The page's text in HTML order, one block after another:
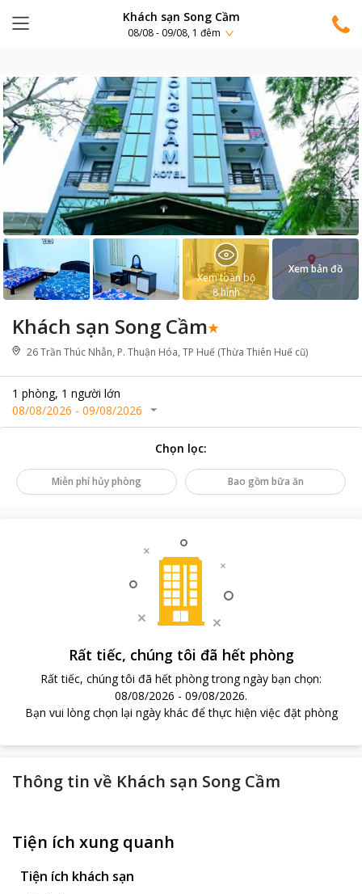
Khách sạn Song Cầm
08/08 - 09/08, 1 đêm
Khách sạn Song Cầm
26 Trần Thúc Nhẫn, P. Thuận Hóa, TP Huế (Thừa Thiên Huế cũ)
1 phòng, 1 người lớn
08/08/2026 - 09/08/2026
Xem toàn bộ
8hình
Xem bản đồ
Chọn lọc:
Miễn phí hủy phòng Bao gồm bữa ăn
Rất tiếc, chúng tôi đã hết phòng
Rất tiếc, chúng tôi đã hết phòng trong ngày bạn chọn:
08/08/2026 - 09/08/2026.
Bạn vui lòng chọn lại ngày khác để thực hiện việc đặt phòng
Thông tin về Khách sạn Song Cầm
Tiện ích xung quanh
Tiện ích khách sạn